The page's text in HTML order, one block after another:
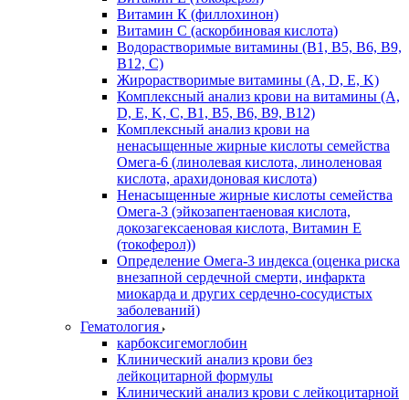
Витамин К (филлохинон)
Витамин С (аскорбиновая кислота)
Водорастворимые витамины (B1, B5, B6, В9,
В12, С)
Жирорастворимые витамины (A, D, E, K)
Комплексный анализ крови на витамины (A,
D, E, K, C, B1, B5, B6, В9, B12)
Комплексный анализ крови на
ненасыщенные жирные кислоты семейства
Омега-6 (линолевая кислота, линоленовая
кислота, арахидоновая кислота)
Ненасыщенные жирные кислоты семейства
Омега-3 (эйкозапентаеновая кислота,
докозагексаеновая кислота, Витамин E
(токоферол))
Определение Омега-3 индекса (оценка риска
внезапной сердечной смерти, инфаркта
миокарда и других сердечно-сосудистых
заболеваний)
Гематология
карбоксигемоглобин
Клинический анализ крови без
лейкоцитарной формулы
Клинический анализ крови с лейкоцитарной